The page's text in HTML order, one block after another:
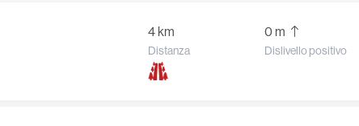
4 km
Distanza
0 m
Dislivello positivo